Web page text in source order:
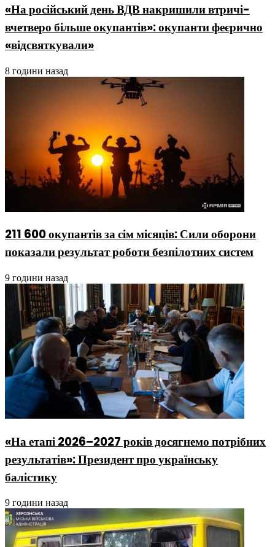
«На російський день ВДВ накришили втричі-
вчетверо більше окупантів»: окупанти феєрично
«відсвяткували»
8 години назад
211 600 окупантів за сім місяців: Сили оборони
показали результат роботи безпілотних систем
9 години назад
«На етапі 2026–2027 років досягнемо потрібних
результатів»: Президент про українську
балістику
9 години назад